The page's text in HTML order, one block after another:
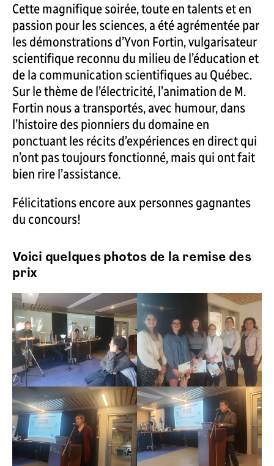
Cette magnifique soirée, toute en talents et en
passion pour les sciences, a été agrémentée par
les démonstrations d’Yvon Fortin, vulgarisateur
scientifique reconnu du milieu de l’éducation et
de la communication scientifiques au Québec.
Sur le thème de l’électricité, l’animation de M.
Fortin nous a transportés, avec humour, dans
l’histoire des pionniers du domaine en
ponctuant les récits d’expériences en direct qui
n’ont pas toujours fonctionné, mais qui ont fait
bien rire l’assistance.
Félicitations encore aux personnes gagnantes
du concours!
Voici quelques photos de la remise des
prix